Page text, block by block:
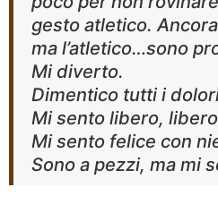
gesto atletico.
ma l’atletico…sono
Mi diverto.
Dimentico tutti i
Mi sento libero, libero
Mi sento felice con
Sono a pezzi, ma mi